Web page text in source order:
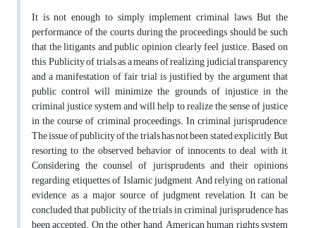
It is not enough to simply implement criminal laws, But the
performance of the courts during the proceedings should be such
that the litigants and public opinion clearly feel justice. Based on
this, Publicity of trials as a means of realizing judicial transparency
and a manifestation of fair trial is justified by the argument that
public control will minimize the grounds of injustice in the
criminal justice system and will help to realize the sense of justice
in the course of criminal proceedings. In criminal jurisprudence,
The issue of publicity of the trials has not been stated explicitly, But
resorting to the observed behavior of innocents to deal with it,
Considering the counsel of jurisprudents and their opinions
regarding etiquettes of Islamic judgment, And relying on rational
evidence as a major source of judgment revelation, It can be
concluded that publicity of the trials in criminal jurisprudence has